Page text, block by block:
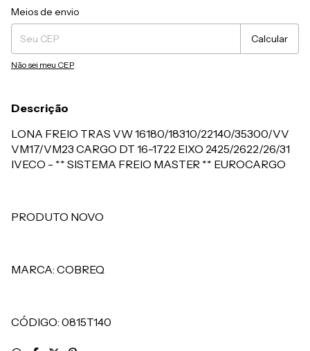
Entregas para o CEP:
Meios de envio
Calcular
Não sei meu CEP
Descrição
LONA FREIO TRAS VW 16180/18310/22140/35300/VV
VM17/VM23 CARGO DT 16-1722 EIXO 2425/2622/26/31
IVECO - ** SISTEMA FREIO MASTER ** EUROCARGO
PRODUTO NOVO
MARCA: COBREQ
CÓDIGO: 0815T140